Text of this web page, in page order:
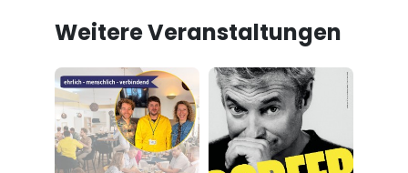
Weitere Veranstaltungen